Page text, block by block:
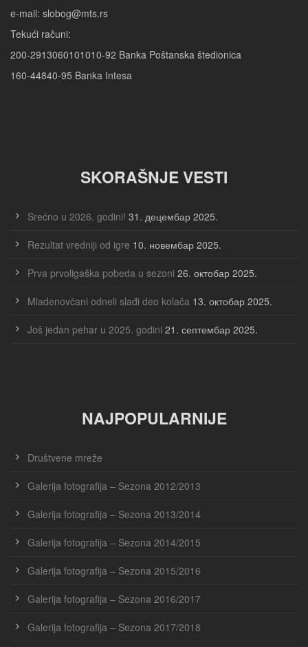
e-mail: slobog@mts.rs
Tekući računi:
200-2913060101010-92 Banka Poštanska štedionica
160-44840-95 Banka Intesa
SKORAŠNJE VESTI
Srećno u 2026. godini! 31. децембар 2025.
Rezultat vredniji od igre 10. новембар 2025.
Prva prvoligaška pobeda u sezoni 26. октобар 2025.
Mladenovčani odneli slađi deo kolača 13. октобар 2025.
Još jedan pehar u 2025. godini 21. септембар 2025.
NAJPOPULARNIJE
Društvene mreže
Galerija fotografija – Sezona 2012/2013
Galerija fotografija – Sezona 2013/2014
Galerija fotografija – Sezona 2014/2015
Galerija fotografija – Sezona 2015/2016
Galerija fotografija – Sezona 2016/2017
Galerija fotografija – Sezona 2017/2018